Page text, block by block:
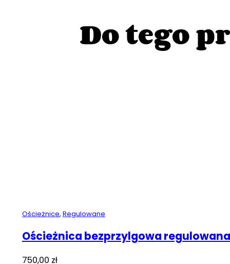
Do tego
Ościeżnice, Regulowane
Ościeżnica bezprzylgowa regulowana
750,00 zł